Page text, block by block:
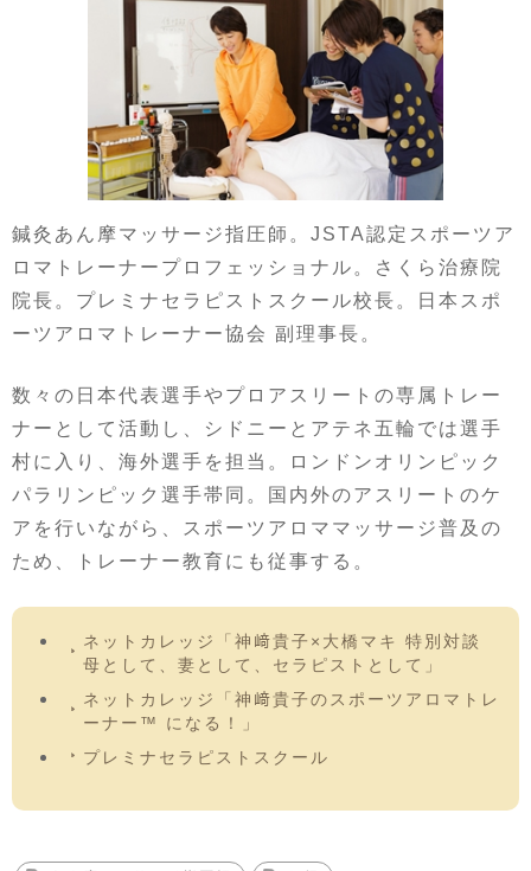
鍼灸あん摩マッサージ指圧師。JSTA認定スポーツア
ロマトレーナープロフェッショナル。さくら治療院
院長。プレミナセラピストスクール校長。日本スポ
ーツアロマトレーナー協会 副理事長。
数々の日本代表選手やプロアスリートの専属トレー
ナーとして活動し、シドニーとアテネ五輪では選手
村に入り、海外選手を担当。ロンドンオリンピック
パラリンピック選手帯同。国内外のアスリートのケ
アを行いながら、スポーツアロママッサージ普及の
ため、トレーナー教育にも従事する。
ネットカレッジ「神﨑貴子×大橋マキ 特別対談
母として、妻として、セラピストとして」
ネットカレッジ「神﨑貴子のスポーツアロマトレ
ーナー™ になる！」
プレミナセラピストスクール